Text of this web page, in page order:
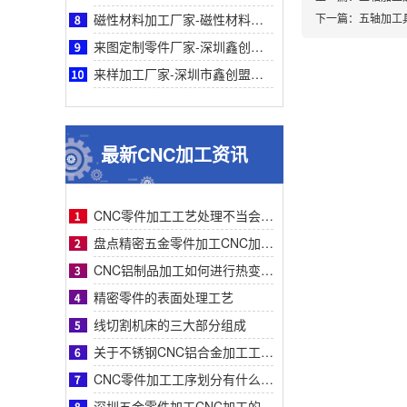
磁性材料加工厂家-磁性材料加工厂家采购参考之深圳鑫创盟机电技术有限公司深度专业解析
来图定制零件厂家-深圳鑫创盟机电来图定制零件厂家采购参考与专业工艺优势深度全面解析
来样加工厂家-深圳市鑫创盟机电来样加工厂家：精准定制，解决非标零件采购难题参考
最新CNC加工资讯
CNC零件加工工艺处理不当会有什么影响？
盘点精密五金零件加工CNC加工明显的特征有哪些
CNC铝制品加工如何进行热变形处理？
精密零件的表面处理工艺
线切割机床的三大部分组成
关于不锈钢CNC铝合金加工工艺流程步骤介绍？
CNC零件加工工序划分有什么要求呢
下一篇： 五轴加工